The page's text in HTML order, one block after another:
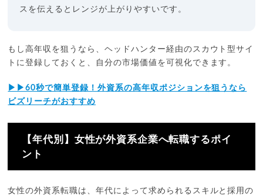
スを伝えるとレンジが上がりやすいです。
もし高年収を狙うなら、ヘッドハンター経由のスカウト型サイ
トに登録しておくと、自分の市場価値を可視化できます。
▶▶︎60秒で簡単登録！外資系の高年収ポジションを狙うなら
ビズリーチがおすすめ
【年代別】女性が外資系企業へ転職するポイ
ント
女性の外資系転職は、年代によって求められるスキルと採用の